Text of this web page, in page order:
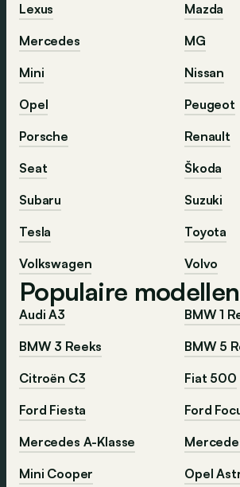
Lexus
Mazda
Mercedes
MG
Mini
Nissan
Opel
Peugeot
Porsche
Renault
Seat
Škoda
Subaru
Suzuki
Tesla
Toyota
Volkswagen
Volvo
Populaire modellen
Audi A3
BMW 1
BMW 3 Reeks
BMW 5
Citroën C3
Fiat 500
Ford Fiesta
Ford
Mercedes A-Klasse
Mini Cooper
Opel